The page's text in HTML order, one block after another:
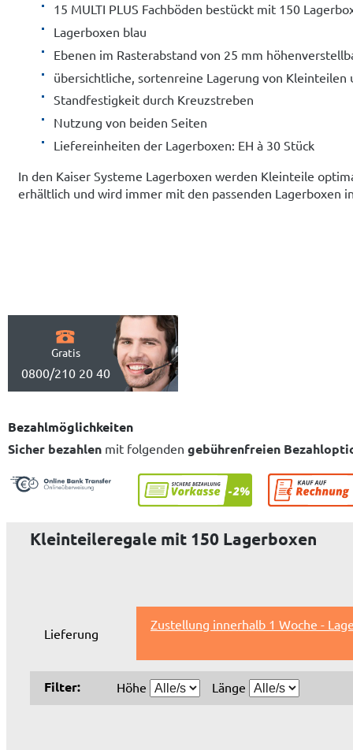
15 MULTI PLUS Fachböden bestückt mit 150
Lagerboxen blau
Ebenen im Rasterabstand von 25 mm
übersichtliche, sortenreine Lagerung von Kleinteilen
Standfestigkeit durch Kreuzstreben
Nutzung von beiden Seiten
Liefereinheiten der Lagerboxen: EH à 30 Stück
In den Kaiser Systeme Lagerboxen werden Kleinteile
erhältlich und wird immer mit den passenden Lagerboxen
Gratis
0800/210 20 40
Bezahlmöglichkeiten
Sicher bezahlen mit folgenden gebührenfreien
Kleinteileregale mit 150 Lagerboxen
Lieferung
Zustellung innerhalb 1 Woche -
Filter: Höhe Länge